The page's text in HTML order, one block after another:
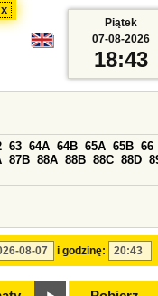
x
i godzinę:
63 64A 64B 65A 65B 66
87B 88A 88B 88C 88D
Piątek
07-08-2026
18:43